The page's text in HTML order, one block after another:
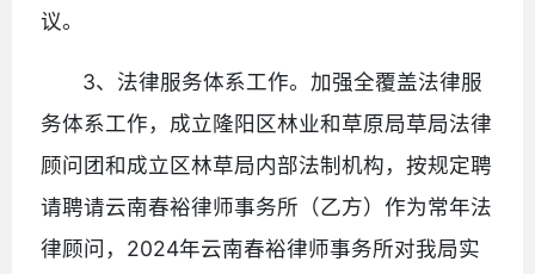
议。
3、法律服务体系工作。加强全覆盖法律服
务体系工作，成立隆阳区林业和草原局草局法律
顾问团和成立区林草局内部法制机构，按规定聘
请聘请云南春裕律师事务所（乙方）作为常年法
律顾问，2024年云南春裕律师事务所对我局实